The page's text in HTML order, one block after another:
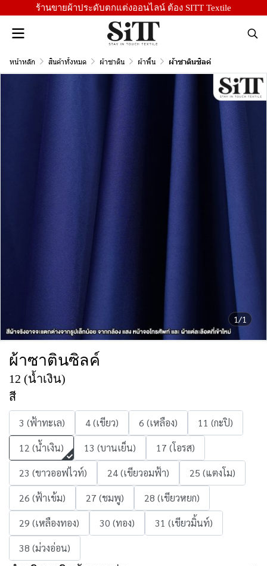
ร้านขายผ้าประดับตกแต่งออนไลน์ ต้อง SITT Textile
หน้าหลัก สินค้าทั้งหมด ผ้าซาติน ผ้าพื้น ผ้าซาตินซิลค์
1/1
ผ้าซาตินซิลค์
12 (น้ำเงิน)
สี
3 (ฟ้าทะเล) 4 (เขียว) 6 (เหลือง)
11 (กะปิ)
12 (น้ำเงิน)
13 (บานเย็น)
17 (โอรส)
23 (ขาวออฟไวท์)
24 (เขียวอมฟ้า)
25 (แตงโม)
26 (ฟ้าเข้ม)
27 (ชมพู)
28 (เขียวหยก)
29 (เหลืองทอง)
30 (ทอง)
31 (เขียวมิ้นท์)
38 (ม่วงอ่อน)